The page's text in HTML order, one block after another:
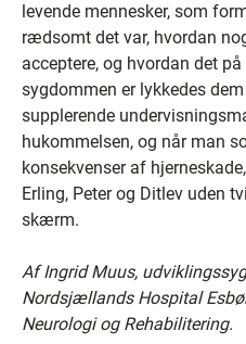
levende mennesker, som
rædsomt det var, hvordan
acceptere, og hvordan det
sygdommen er lykkedes
supplerende
hukommelsen, og når man
konsekvenser af
Erling, Peter og Ditlev uden
skærm.
Af Ingrid Muus,
Nordsjællands Hospital
Neurologi og Rehabilitering.